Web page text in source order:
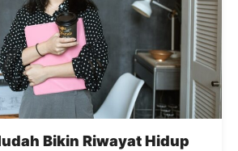
Bikin Riwayat Hidup